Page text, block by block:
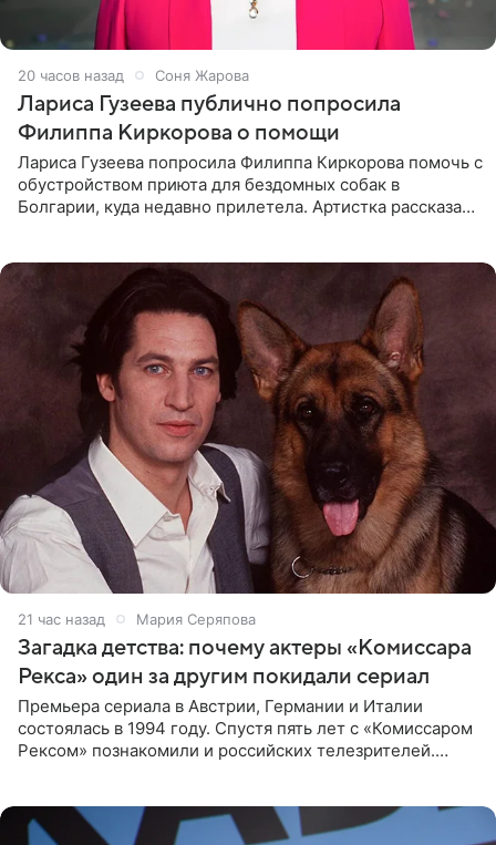
20 часов назад Соня Жарова
Лариса Гузеева публично попросила
Филиппа Киркорова о помощи
Лариса Гузеева попросила Филиппа Киркорова помочь с
обустройством приюта для бездомных собак в
Болгарии, куда недавно прилетела. Артистка рассказала
21 час назад Мария Серяпова
Загадка детства: почему актеры «Комиссара
Рекса» один за другим покидали сериал
Премьера сериала в Австрии, Германии и Италии
состоялась в 1994 году. Спустя пять лет с «Комиссаром
Рексом» познакомили и российских телезрителей.